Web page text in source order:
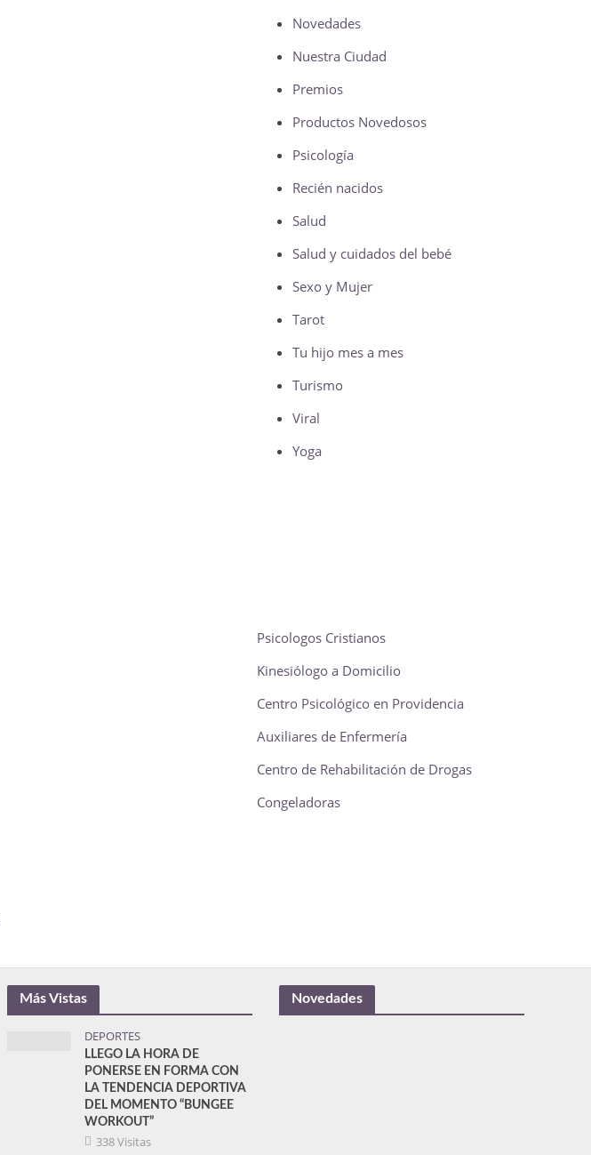
Novedades
Nuestra Ciudad
Premios
Productos Novedosos
Psicología
Recién nacidos
Salud
Salud y cuidados del bebé
Sexo y Mujer
Tarot
Tu hijo mes a mes
Turismo
Viral
Yoga
Psicologos Cristianos
Kinesiólogo a Domicilio
Centro Psicológico en Providencia
Auxiliares de Enfermería
Centro de Rehabilitación de Drogas
Congeladoras
Más Vistas
DEPORTES
LLEGO LA HORA DE
PONERSE EN FORMA CON
LA TENDENCIA DEPORTIVA
DEL MOMENTO “BUNGEE
WORKOUT”
338 Visitas
Novedades